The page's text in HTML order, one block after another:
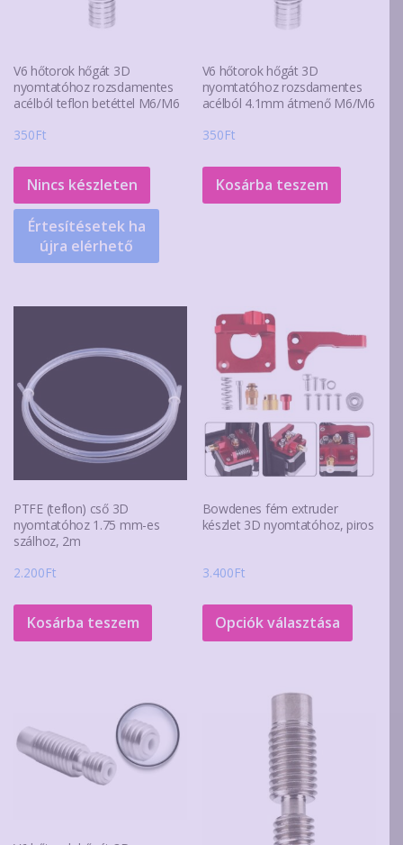
V6 hőtorok hőgát 3D
nyomtatóhoz rozsdamentes
acélból teflon betéttel M6/M6
350Ft
Nincs készleten
Értesítésetek ha
újra elérhető
V6 hőtorok hőgát 3D
nyomtatóhoz rozsdamentes
acélból 4.1mm átmenő M6/M6
350Ft
Kosárba teszem
PTFE (teflon) cső 3D
nyomtatóhoz 1.75 mm-es
szálhoz, 2m
2.200Ft
Kosárba teszem
Bowdenes fém extruder
készlet 3D nyomtatóhoz, piros
3.400Ft
Opciók választása
Ennek